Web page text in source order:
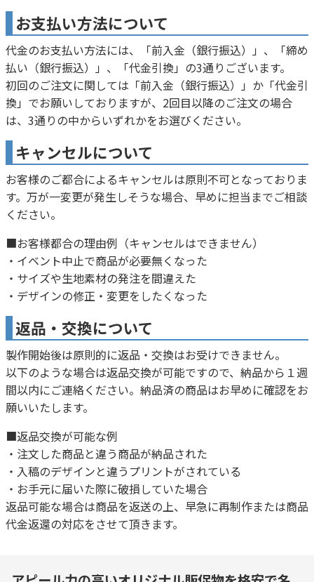
お支払い方法について
代金のお支払い方法には、「前入金（銀行振込）」、「締め
払い（銀行振込）」、「代金引換」の3通りございます。
初回のご注文に関しては「前入金（銀行振込）」か「代金引
換」でお願いしておりますが、2回目以降のご注文の場合
は、3通りの中からいずれかをお選びください。
キャンセルについて
お客様のご都合によるキャンセルは原則不可となっておりま
す。万が一変更が発生しそうな場合、早めに担当までご相談
ください。
■お客様都合の理由例（キャンセルはできません）
・イベント中止で商品が必要無くなった
・サイズや生地素材の発注を間違えた
・デザインの修正・変更をしたくなった
返品・交換について
製作開始後は原則的に返品・交換はお受けできません。
以下のような場合は返品交換が可能ですので、納品から１週
間以内にご連絡ください。納品済の商品はお早めに確認をお
願いいたします。
■返品交換が可能な例
・注文した商品と違う商品が納品された
・入稿のデザインと違うプリントがされている
・お手元に届いた際に破損していた場合
返品可能な場合は商品を返送の上、早急に再制作または商品
代金返還の対応をさせて頂きます。